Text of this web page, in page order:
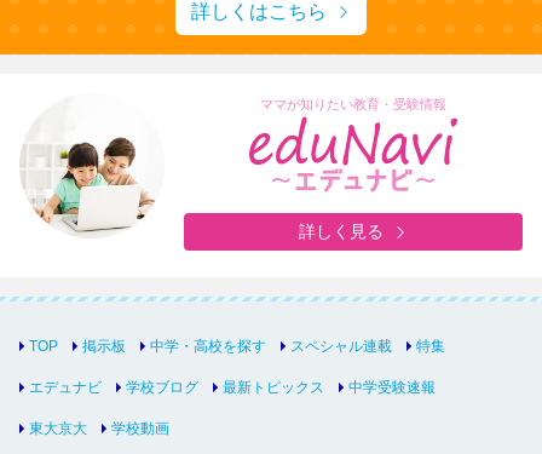
詳しくはこちら
ママが知りたい教育・受験情報
詳しく見る
TOP 掲示板 中学・高校を探す スペシャル連載 特集
エデュナビ 学校ブログ 最新トピックス 中学受験速報
東大京大 学校動画